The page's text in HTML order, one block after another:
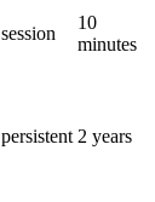
session
10
minutes
persistent 2 years